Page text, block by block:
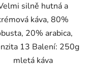
silně hutná a
káva, 80%
20% arabica,
13 Balení: 250g
mletá káva